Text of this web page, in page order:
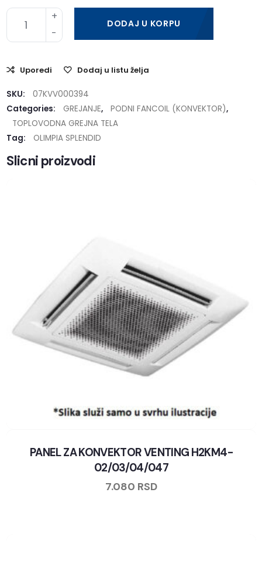
DODAJ U KORPU
Uporedi Dodaj u listu želja
SKU:
07KVV000394
Categories:
GREJANJE, PODNI FANCOIL (KONVEKTOR),
TOPLOVODNA GREJNA TELA
Tag:
OLIMPIA SPLENDID
Slicni proizvodi
PANEL ZA KONVEKTOR VENTING H2KM4-
02/03/04/047
7.080 RSD